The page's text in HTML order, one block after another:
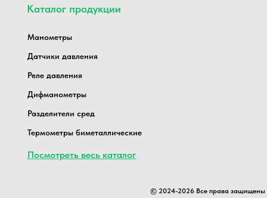
Каталог продукции
© 2024-2026 Все права защищены
Манометры
Датчики давления
Реле давления
Дифманометры
Разделители сред
Посмотреть весь каталог
Термометры биметаллические